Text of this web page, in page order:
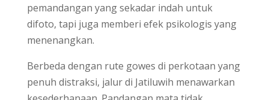
pemandangan yang sekadar indah untuk
difoto, tapi juga memberi efek psikologis yang
menenangkan.
Berbeda dengan rute gowes di perkotaan yang
penuh distraksi, jalur di Jatiluwih menawarkan